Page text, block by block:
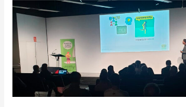
Se
celebra
la
jornada
«Fer
Xarxa
des